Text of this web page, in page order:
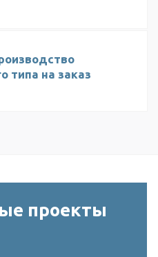
типа на заказ
проекты